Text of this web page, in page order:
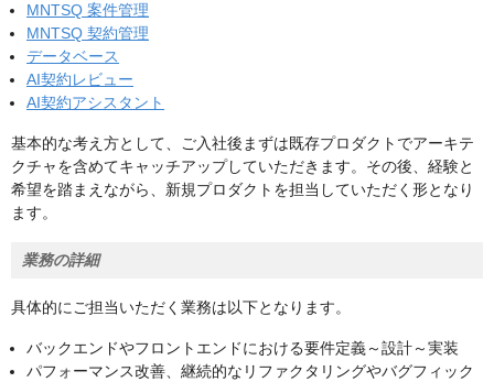
MNTSQ 案件管理
MNTSQ 契約管理
データベース
AI契約レビュー
AI契約アシスタント
基本的な考え方として、ご入社後まずは既存プロダクトでアーキテ
クチャを含めてキャッチアップしていただきます。その後、経験と
希望を踏まえながら、新規プロダクトを担当していただく形となり
ます。
業務の詳細
具体的にご担当いただく業務は以下となります。
バックエンドやフロントエンドにおける要件定義～設計～実装
パフォーマンス改善、継続的なリファクタリングやバグフィック